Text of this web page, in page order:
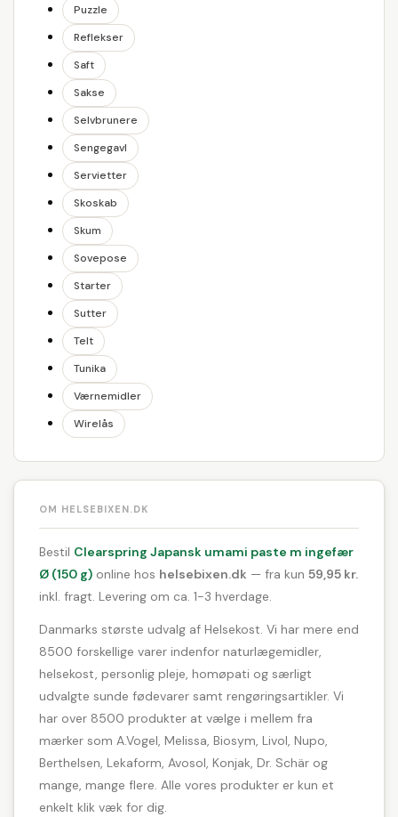
Puzzle
Reflekser
Saft
Sakse
Selvbrunere
Sengegavl
Servietter
Skoskab
Skum
Sovepose
Starter
Sutter
Telt
Tunika
Værnemidler
Wirelås
OM HELSEBIXEN.DK
Bestil Clearspring Japansk umami paste m ingefær
Ø (150 g) online hos helsebixen.dk — fra kun 59,95 kr.
inkl. fragt. Levering om ca. 1-3 hverdage.
Danmarks største udvalg af Helsekost. Vi har mere end
8500 forskellige varer indenfor naturlægemidler,
helsekost, personlig pleje, homøpati og særligt
udvalgte sunde fødevarer samt rengøringsartikler. Vi
har over 8500 produkter at vælge i mellem fra
mærker som A.Vogel, Melissa, Biosym, Livol, Nupo,
Berthelsen, Lekaform, Avosol, Konjak, Dr. Schär og
mange, mange flere. Alle vores produkter er kun et
enkelt klik væk for dig.